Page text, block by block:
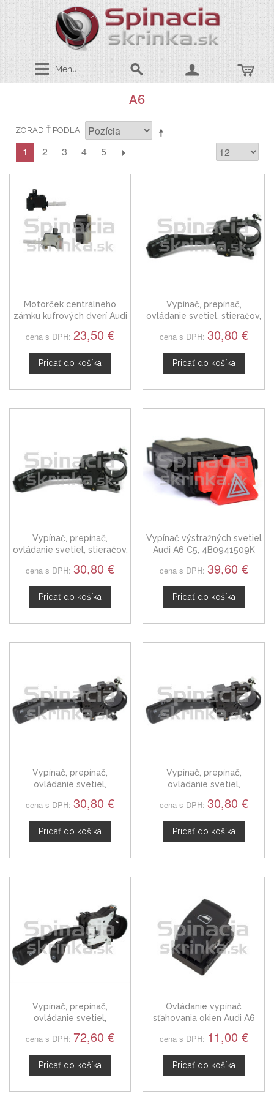
Menu
A6
ZORADIŤ PODĽA
1 2 3 4 5
Motorček centrálneho
zámku kufrových dverí Audi
cena s DPH: 23,50 €
Pridať do košíka
Vypínač, prepínač,
ovládanie svetiel, stieračov,
Audi A6 C4
cena s DPH: 30,80 €
Pridať do košíka
Vypínač, prepínač,
ovládanie svetiel, stieračov,
Audi A6 C5
cena s DPH: 30,80 €
Pridať do košíka
Vypínač výstražných svetiel
Audi A6 C5, 4B0941509K
cena s DPH: 39,60 €
Pridať do košíka
Vypínač, prepínač,
ovládanie svetiel,
C4
cena s DPH: 30,80 €
Pridať do košíka
Vypínač, prepínač,
ovládanie svetiel,
C5
cena s DPH: 30,80 €
Pridať do košíka
Vypínač, prepínač,
ovládanie svetiel,
cena s DPH: 72,60 €
Pridať do košíka
Ovládanie vypínač
sťahovania okien Audi A6
cena s DPH: 11,00 €
Pridať do košíka